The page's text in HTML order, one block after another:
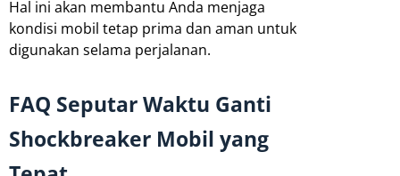
Hal ini akan membantu Anda menjaga
kondisi mobil tetap prima dan aman untuk
digunakan selama perjalanan.
FAQ Seputar Waktu Ganti
Shockbreaker Mobil yang